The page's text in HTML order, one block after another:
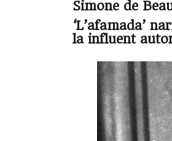
Simone de
‘L’afamada’
la influent